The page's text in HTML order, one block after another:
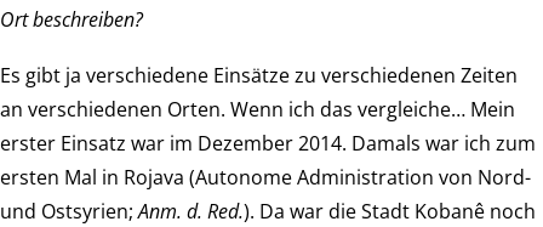
Ort beschreiben?
Es gibt ja verschiedene Einsätze zu verschiedenen Zeiten
an verschiedenen Orten. Wenn ich das vergleiche… Mein
erster Einsatz war im Dezember 2014. Damals war ich zum
ersten Mal in Rojava (Autonome Administration von Nord-
und Ostsyrien;Anm. d. Red.). Da war die Stadt Kobanê noch